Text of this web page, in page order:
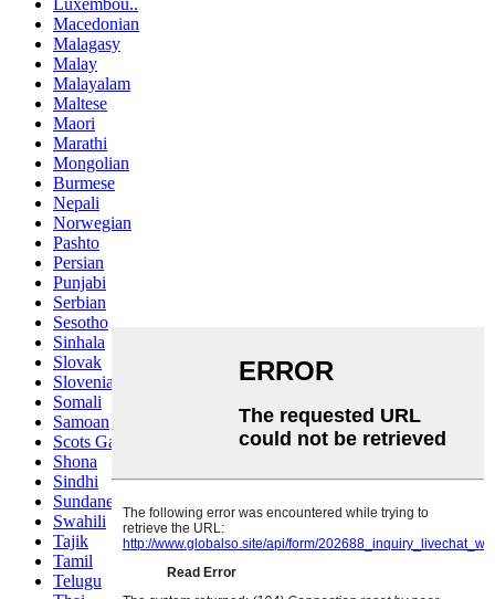
Luxembou..
Macedonian
Malagasy
Malay
Malayalam
Maltese
Maori
Marathi
Mongolian
Burmese
Nepali
Norwegian
Pashto
Persian
Punjabi
Serbian
Sesotho
Sinhala
Slovak
Slovenian
Somali
Samoan
Scots Gaelic
Shona
Sindhi
Sundanese
Swahili
Tajik
Tamil
Telugu